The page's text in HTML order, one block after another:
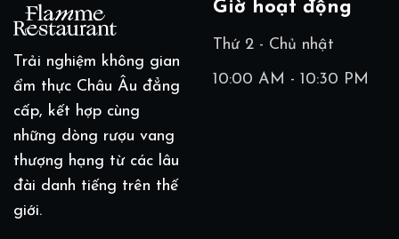
Trải nghiệm không gian
ẩm thực Châu Âu đẳng
cấp, kết hợp cùng
những dòng rượu vang
thượng hạng từ các lâu
đài danh tiếng trên thế
giới.
Giờ hoạt động
Thứ 2 - Chủ nhật
10:00 AM - 10:30 PM